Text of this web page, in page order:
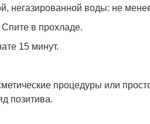
негазированной воды: не
в прохладе.
15 минут.
процедуры или
позитива.